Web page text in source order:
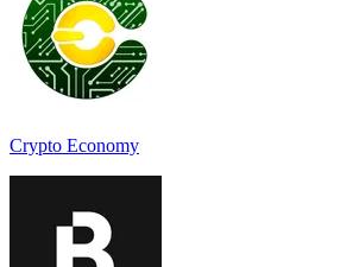
Crypto Economy